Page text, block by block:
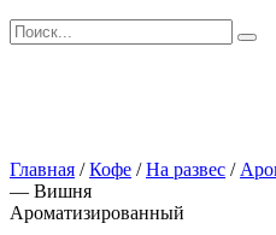
Искать:
Главная /Кофе /На развес /
— Вишня
Ароматизированный